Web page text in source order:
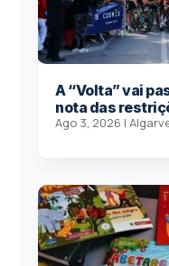
A “Volta” vai
nota das
Ago 3, 2026 |